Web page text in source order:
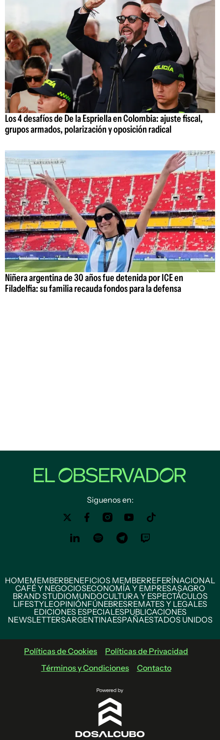
Los 4 desafíos de De la Espriella en Colombia: ajuste fiscal,
grupos armados, polarización y oposición radical
Niñera argentina de 30 años fue detenida por ICE en
Filadelfia: su familia recauda fondos para la defensa
Siguenos en:
HOMEMEMBERBENEFICIOS MEMBERREFERÍNACIONAL
CAFÉ Y NEGOCIOSECONOMÍA Y EMPRESASAGRO
BRAND STUDIOMUNDOCULTURA Y ESPECTÁCULOS
LIFESTYLEOPINIÓNFÚNEBRESREMATES Y LEGALES
EDICIONES ESPECIALESPUBLICACIONES
NEWSLETTERSARGENTINAESPAÑAESTADOS UNIDOS
Políticas de Cookies
Políticas de Privacidad
Términos y Condiciones
Contacto